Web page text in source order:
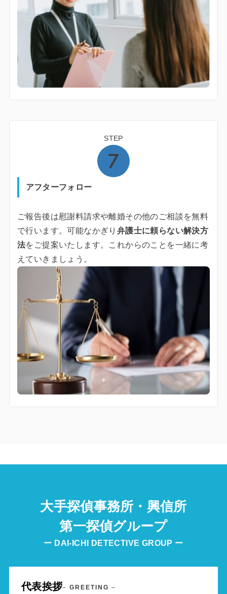
STEP
アフターフォロー
ご報告後は慰謝料請求や離婚その他のご相談を無料
で行います。可能なかぎり 弁護士に頼らない解決方
法をご提案いたします。これからのことを一緒に考
えていきましょう。
大手探偵事務所・興信所
第一探偵グループ
ー DAI-ICHI DETECTIVE GROUP ー
代表挨拶–GREETING –